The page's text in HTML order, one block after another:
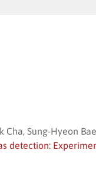
Sung-Hyeon
detection: